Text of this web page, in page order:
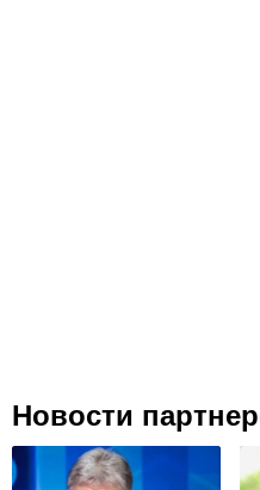
Новости